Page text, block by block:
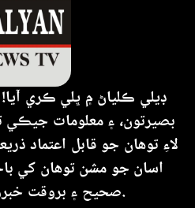
ڊيلي ڪلياڻ ۾ ڀلي ڪري آيا!
بصيرتون، ۽ معلومات جيڪي
لاءِ توهان جو قابل اعتماد
اسان جو مشن توهان کي
صحيح ۽ بروقت خبرون پهچائڻ آهي.